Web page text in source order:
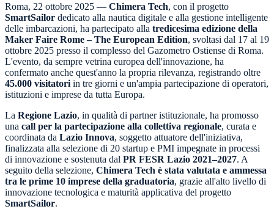
Roma, 22 ottobre 2025 — Chimera Tech, con il progetto
SmartSailor dedicato alla nautica digitale e alla gestione intelligente
delle imbarcazioni, ha partecipato alla tredicesima edizione della
Maker Faire Rome – The European Edition, svoltasi dal 17 al 19
ottobre 2025 presso il complesso del Gazometro Ostiense di Roma.
L'evento, da sempre vetrina europea dell'innovazione, ha
confermato anche quest'anno la propria rilevanza, registrando oltre
45.000 visitatori in tre giorni e un'ampia partecipazione di operatori,
istituzioni e imprese da tutta Europa.
La Regione Lazio, in qualità di partner istituzionale, ha promosso
una call per la partecipazione alla collettiva regionale, curata e
coordinata da Lazio Innova, soggetto attuatore dell'iniziativa,
finalizzata alla selezione di 20 startup e PMI impegnate in processi
di innovazione e sostenuta dal PR FESR Lazio 2021–2027. A
seguito della selezione, Chimera Tech è stata valutata e ammessa
tra le prime 10 imprese della graduatoria, grazie all'alto livello di
innovazione tecnologica e maturità applicativa del progetto
SmartSailor.